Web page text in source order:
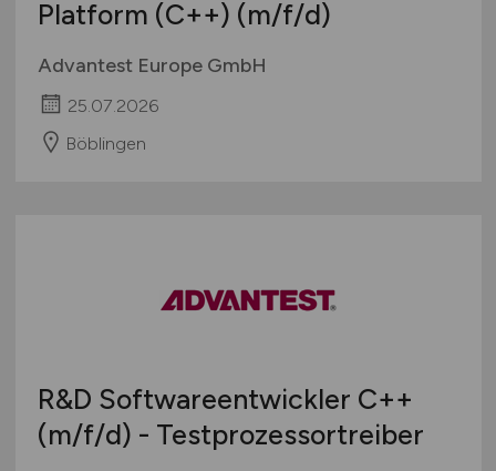
Platform (C++) (m/f/d)
Advantest Europe GmbH
25.07.2026
Böblingen
R&D Softwareentwickler C++
(m/f/d) - Testprozessortreiber